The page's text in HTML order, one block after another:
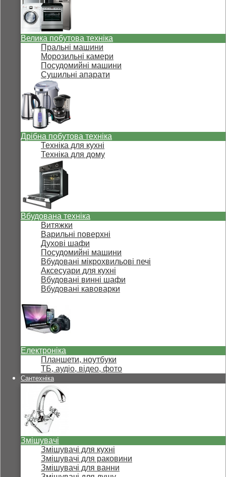
Велика побутова техніка
Пральні машини
Морозильні камери
Посудомийні машини
Сушильні апарати
Дрібна побутова техніка
Техніка для кухні
Техніка для дому
Вбудована техніка
Витяжки
Варильні поверхні
Духові шафи
Посудомийні машини
Вбудовані мікрохвильові печі
Аксесуари для кухні
Вбудовані винні шафи
Вбудовані кавоварки
Електроніка
Планшети, ноутбуки
ТБ, аудіо, відео, фото
Сантехніка
Змішувачі
Змішувачі для кухні
Змішувачі для раковини
Змішувачі для ванни